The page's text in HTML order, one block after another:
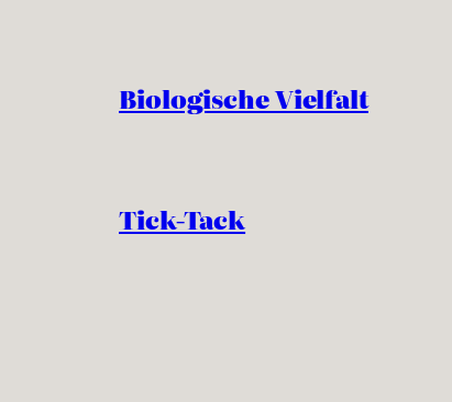
Biologische Vielfalt
Tick-Tack